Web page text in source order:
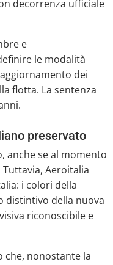
decorrenza ufficiale
e
le modalità
dei
flotta. La sentenza
preservato
anche se al momento
Aeroitalia
i colori della
distintivo della nuova
riconoscibile e
che, nonostante la